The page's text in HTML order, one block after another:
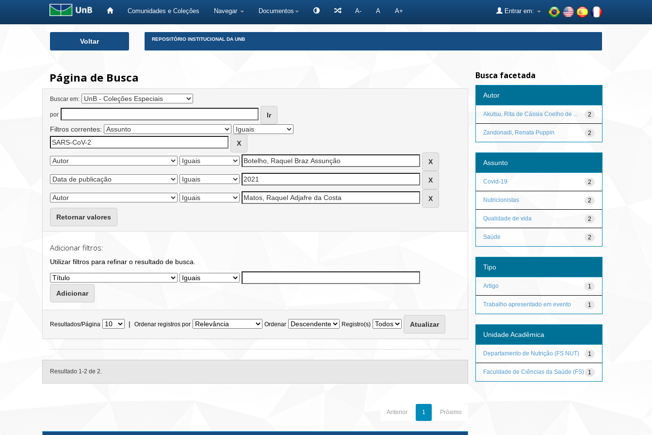
Comunidades e Coleções Navegar Documentos A- A A+ Entrar em:
Voltar REPOSITÓRIO INSTITUCIONAL DA UNB
Página de Busca
Buscar em:
por
Filtros correntes:
Retornar valores
Adicionar filtros:
Utilizar filtros para refinar o resultado de busca.
Resultados/Página | Ordenar registros por Ordenar Registro(s)
Resultado 1-2 de 2.
Anterior 1 Próximo
Busca facetada
Autor
2
Akutsu, Rita de Cássia Coelho de ...
2
Zandonadi, Renata Puppin
Assunto
2
Covid-19
2
Nutricionistas
2
Qualidade de vida
2
Saúde
Tipo
1
Artigo
1
Trabalho apresentado em evento
Unidade Acadêmica
1
Departamento de Nutrição (FS NUT)
1
Faculdade de Ciências da Saúde (FS)